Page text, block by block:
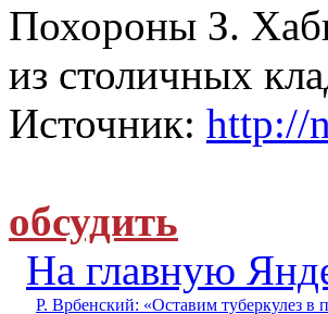
Похороны З.
из столичных
Источник: http://
обсудить
На главную
Р. Врбенский: «Оставим туберкулез в